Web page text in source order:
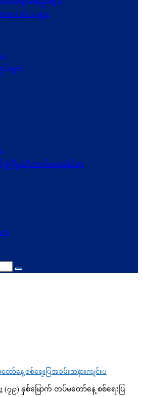
URLs များ
များ
ဖြိုးတိုးတက်ရေးဆိုင်ရာ
ော်နေ့ စစ်ရေးပြအခမ်းအနားကျင်းပ